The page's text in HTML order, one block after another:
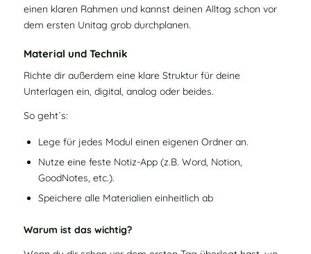
einen klaren Rahmen und kannst deinen Alltag schon vor
dem ersten Unitag grob durchplanen.
Material und Technik
Richte dir außerdem eine klare Struktur für deine
Unterlagen ein, digital, analog oder beides.
So geht´s:
Lege für jedes Modul einen eigenen Ordner an.
Nutze eine feste Notiz-App (z.B. Word, Notion,
GoodNotes, etc.).
Speichere alle Materialien einheitlich ab
Warum ist das wichtig?